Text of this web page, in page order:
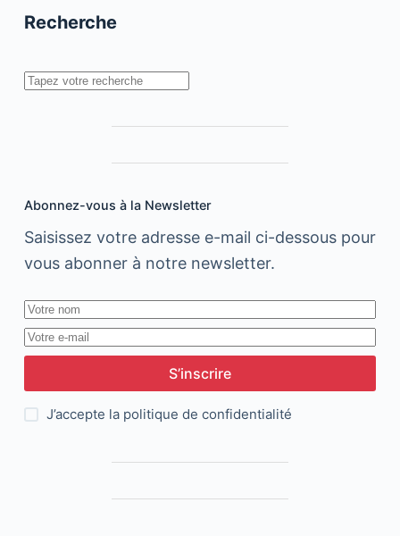
de
Recherche
Rechercher
Abonnez-vous à la Newsletter
Saisissez votre adresse e-mail ci-dessous pour
vous abonner à notre newsletter.
S’inscrire
J’accepte la politique de confidentialité